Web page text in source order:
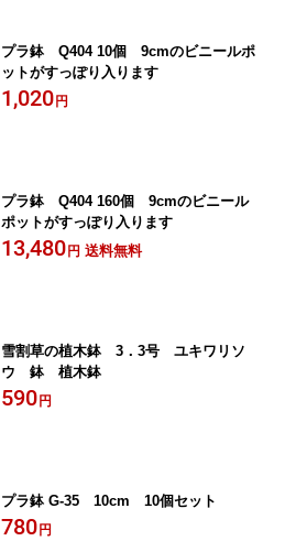
プラ鉢 Q404 10個 9cmのビニールポ
ットがすっぽり入ります
1,020 円
プラ鉢 Q404 160個 9cmのビニール
ポットがすっぽり入ります
13,480 円 送料無料
雪割草の植木鉢 3．3号 ユキワリソ
ウ 鉢 植木鉢
590 円
プラ鉢 G-35 10cm 10個セット
780 円